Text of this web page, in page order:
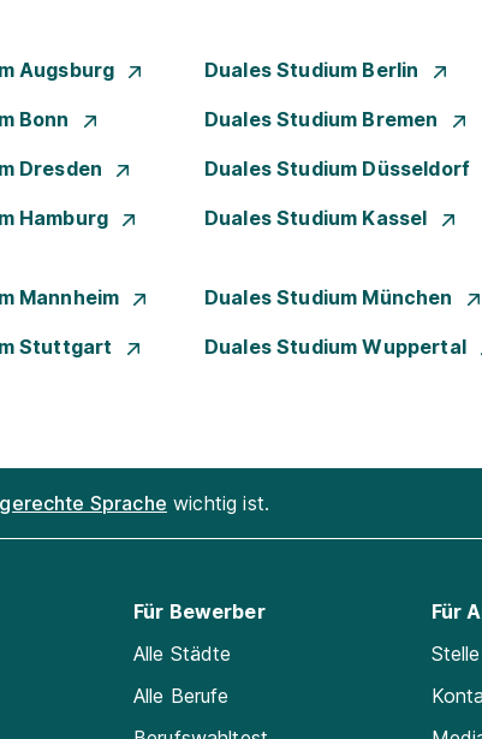
Augsburg Duales Studium Berlin
Bonn Duales Studium Bremen
Dresden Duales Studium Düsseldorf
Hamburg Duales Studium Kassel
Mannheim Duales Studium München
Stuttgart Duales Studium Wuppertal
Sprache wichtig ist.
Für Bewerber
Alle Städte
Alle Berufe
Für